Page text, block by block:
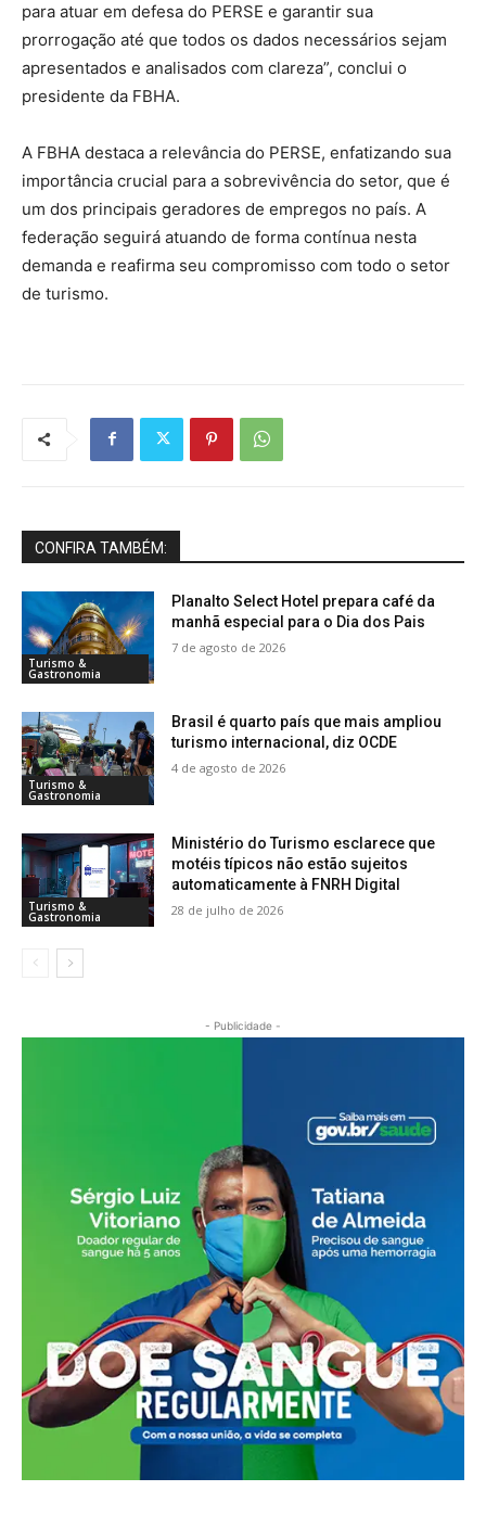
para atuar em defesa do PERSE e garantir sua
prorrogação até que todos os dados necessários sejam
apresentados e analisados com clareza”, conclui o
presidente da FBHA.
A FBHA destaca a relevância do PERSE, enfatizando sua
importância crucial para a sobrevivência do setor, que é
um dos principais geradores de empregos no país. A
federação seguirá atuando de forma contínua nesta
demanda e reafirma seu compromisso com todo o setor
de turismo.
CONFIRA TAMBÉM:
Turismo &
Gastronomia
Planalto Select Hotel prepara café da
manhã especial para o Dia dos Pais
7 de agosto de 2026
Turismo &
Gastronomia
Brasil é quarto país que mais ampliou
turismo internacional, diz OCDE
4 de agosto de 2026
Turismo &
Gastronomia
Ministério do Turismo esclarece que
motéis típicos não estão sujeitos
automaticamente à FNRH Digital
28 de julho de 2026
- Publicidade -